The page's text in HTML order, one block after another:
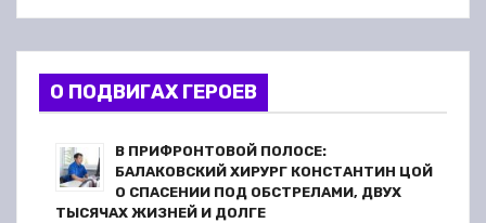
О ПОДВИГАХ ГЕРОЕВ
В ПРИФРОНТОВОЙ ПОЛОСЕ:
БАЛАКОВСКИЙ ХИРУРГ КОНСТАНТИН ЦОЙ
О СПАСЕНИИ ПОД ОБСТРЕЛАМИ, ДВУХ
ТЫСЯЧАХ ЖИЗНЕЙ И ДОЛГЕ